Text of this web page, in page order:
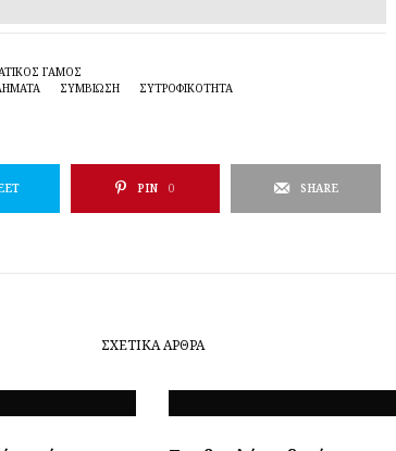
ΓΆΜΟΣ
ΣΥΜΒΊΩΣΗ ΣΥΤΡΟΦΙΚΌΤΗΤΑ
PIN 0 SHARE
ΣΧΕΤΙΚΆ ΆΡΘΡΑ